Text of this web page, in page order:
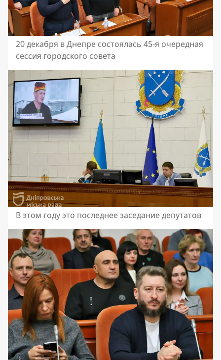
20 декабря в Днепре состоялась 45-я очередная
сессия городского совета
В этом году это последнее заседание депутатов